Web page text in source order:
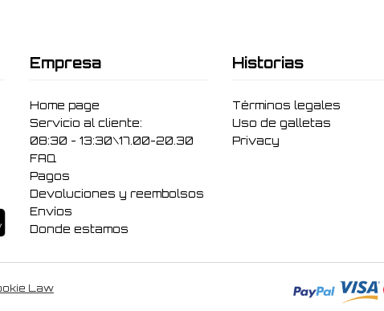
Empresa
Home page
Servicio al cliente:
08:30 - 13:30\17.00-20.30
FAQ
Pagos
Devoluciones y reembolsos
Envíos
Donde estamos
Historias
Términos legales
Uso de galletas
Privacy
Law